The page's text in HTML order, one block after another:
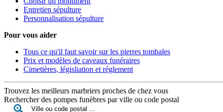
Entretien sépulture
Personnalisation sépulture
Pour vous aider
Tous ce qu'il faut savoir sur les pierres tombales
Prix et modèles de caveaux funéraires
Cimetières, législiation et réglement
Trouvez les meilleurs marbriers proches de chez vous
Rechercher des pompes funèbres par ville ou code postal